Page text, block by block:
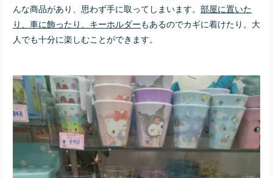
んな商品があり、思わず手に取ってしまいます。 部屋に置いた
り、車に飾ったり、キーホルダーもあるのでカギに着けたり。大
人でも十分に楽しむことができます。